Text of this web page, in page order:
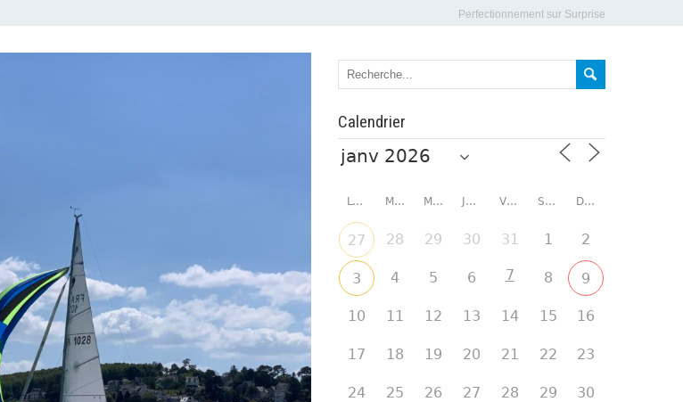
Perfectionnement sur Surprise
Calendrier
LUNDI MARDI MERCREDI JEUDI VENDREDI SAMEDI DIMANCHE
27 28 29 30 31 1 2
3 4 5 6 7 8 9
10 11 12 13 14 15 16
17 18 19 20 21 22 23
24 25 26 27 28 29 30